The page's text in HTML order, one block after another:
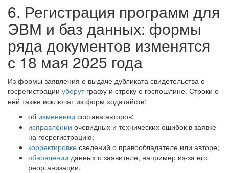
6. Регистрация программ для
ЭВМ и баз данных: формы
ряда документов изменятся
с 18 мая 2025 года
Из формы заявления о выдаче дубликата свидетельства о
госрегистрации уберутграфу и строку о госпошлине. Строки о
ней также исключат из форм ходатайств:
об изменении состава авторов;
исправлении очевидных и технических ошибок в заявке
на госрегистрацию;
корректировке сведений о правообладателе или авторе;
обновлении данных о заявителе, например из-за его
реорганизации.